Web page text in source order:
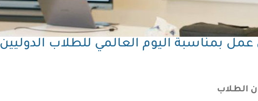
اليوم العالمي للطلاب الدوليين 2025
الطلاب